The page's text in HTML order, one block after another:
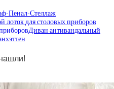
Пенал-Стеллаж
лоток для столовых приборов
Диван антивандальный